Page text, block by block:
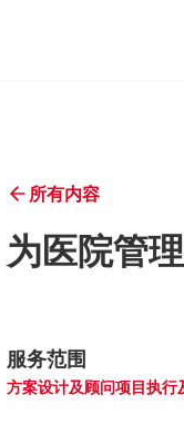
所有内容
为医院管
服务范围
方案设计及顾问项目执行